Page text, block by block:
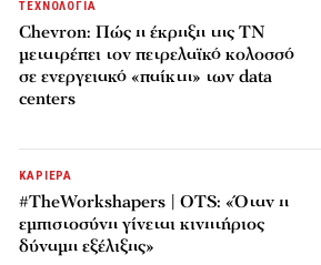
ΤΕΧΝΟΛΟΓΙΑ
Chevron: Πώς η έκρηξη της ΤΝ
μετατρέπει τον πετρελαϊκό κολοσσό
σε ενεργειακό «παίκτη» των data
centers
ΚΑΡΙΕΡΑ
#TheWorkshapers | OTS: «Όταν η
εμπιστοσύνη γίνεται κινητήριος
δύναμη εξέλιξης»